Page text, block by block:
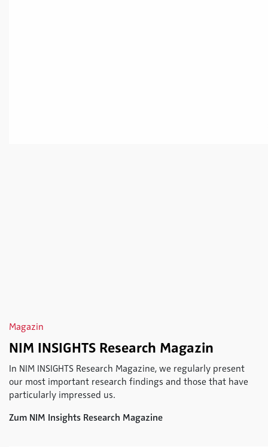
Magazin
NIM INSIGHTS Research Magazin
In NIM INSIGHTS Research Magazine, we regularly present
our most important research findings and those that have
particularly impressed us.
Zum NIM Insights Research Magazine